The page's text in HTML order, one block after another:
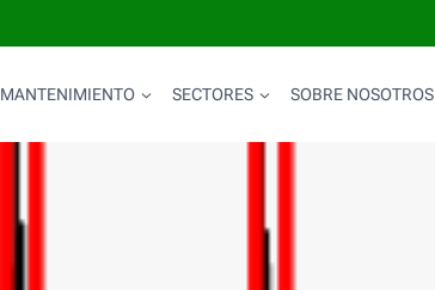
MANTENIMIENTO SECTORES SOBRE NOSOTROS